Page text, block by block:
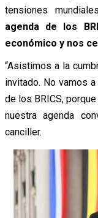
tensiones
agenda de los
económico y nos
“Asistimos a la
invitado. No vamos
de los BRICS,
nuestra agenda
canciller.